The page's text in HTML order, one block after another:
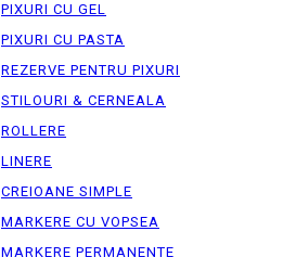
PIXURI CU GEL
PIXURI CU PASTA
REZERVE PENTRU PIXURI
STILOURI & СERNEALA
ROLLERE
LINERE
CREIOANE SIMPLE
MARKERE CU VOPSEA
MARKERE PERMANENTE